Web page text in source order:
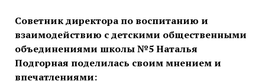
Советник директора по воспитанию и
взаимодействию с детскими общественными
объединениями школы №5 Наталья
Подгорная поделилась своим мнением и
впечатлениями: